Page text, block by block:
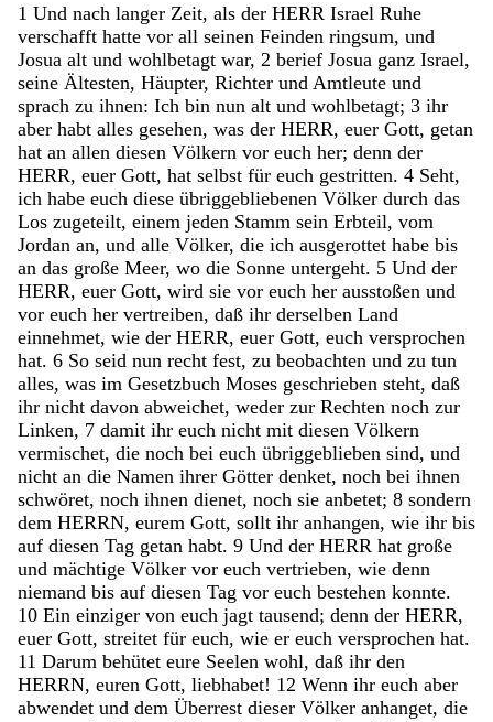
1 Und nach langer Zeit, als der HERR Israel Ruhe
verschafft hatte vor all seinen Feinden ringsum, und
Josua alt und wohlbetagt war, 2 berief Josua ganz Israel,
seine Ältesten, Häupter, Richter und Amtleute und
sprach zu ihnen: Ich bin nun alt und wohlbetagt; 3 ihr
aber habt alles gesehen, was der HERR, euer Gott, getan
hat an allen diesen Völkern vor euch her; denn der
HERR, euer Gott, hat selbst für euch gestritten. 4 Seht,
ich habe euch diese übriggebliebenen Völker durch das
Los zugeteilt, einem jeden Stamm sein Erbteil, vom
Jordan an, und alle Völker, die ich ausgerottet habe bis
an das große Meer, wo die Sonne untergeht. 5 Und der
HERR, euer Gott, wird sie vor euch her ausstoßen und
vor euch her vertreiben, daß ihr derselben Land
einnehmet, wie der HERR, euer Gott, euch versprochen
hat. 6 So seid nun recht fest, zu beobachten und zu tun
alles, was im Gesetzbuch Moses geschrieben steht, daß
ihr nicht davon abweichet, weder zur Rechten noch zur
Linken, 7 damit ihr euch nicht mit diesen Völkern
vermischet, die noch bei euch übriggeblieben sind, und
nicht an die Namen ihrer Götter denket, noch bei ihnen
schwöret, noch ihnen dienet, noch sie anbetet; 8 sondern
dem HERRN, eurem Gott, sollt ihr anhangen, wie ihr bis
auf diesen Tag getan habt. 9 Und der HERR hat große
und mächtige Völker vor euch vertrieben, wie denn
niemand bis auf diesen Tag vor euch bestehen konnte.
10 Ein einziger von euch jagt tausend; denn der HERR,
euer Gott, streitet für euch, wie er euch versprochen hat.
11 Darum behütet eure Seelen wohl, daß ihr den
HERRN, euren Gott, liebhabet! 12 Wenn ihr euch aber
abwendet und dem Überrest dieser Völker anhanget, die